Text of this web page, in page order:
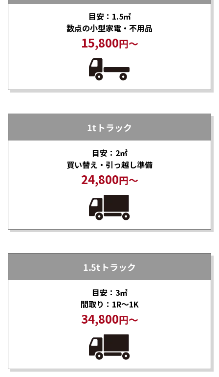
目安：1.5㎡
数点の小型家電・不用品
15,800円～
1tトラック
目安：2㎡
買い替え・引っ越し準備
24,800円～
1.5tトラック
目安：3㎡
間取り：1R～1K
34,800円～